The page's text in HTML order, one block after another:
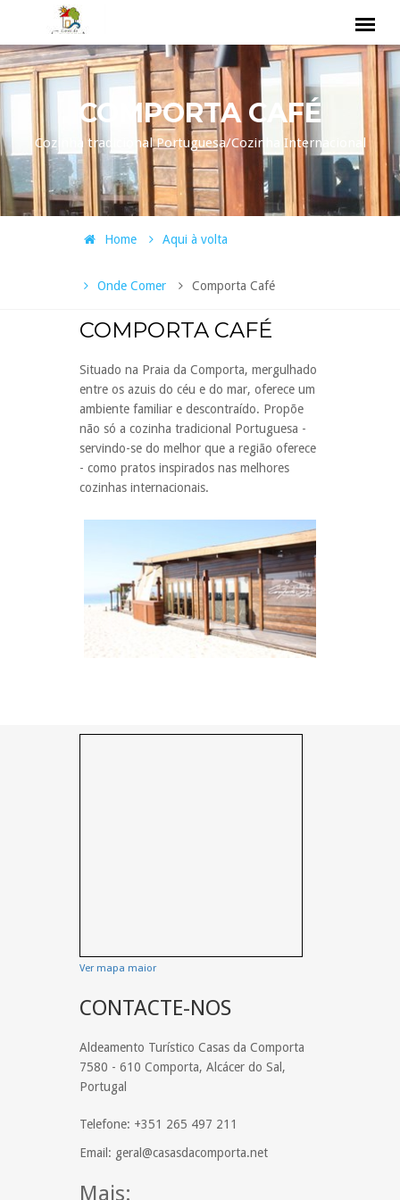
COMPORTA CAFÉ
Cozinha tradicional Portuguesa/Cozinha Internacional
Home Aqui à volta
Onde Comer Comporta Café
COMPORTA CAFÉ
Situado na Praia da Comporta, mergulhado
entre os azuis do céu e do mar, oferece um
ambiente familiar e descontraído. Propõe
não só a cozinha tradicional Portuguesa -
servindo-se do melhor que a região oferece
- como pratos inspirados nas melhores
cozinhas internacionais.
Ver mapa maior
CONTACTE-NOS
Aldeamento Turístico Casas da Comporta
7580 - 610 Comporta, Alcácer do Sal,
Portugal
Telefone: +351 265 497 211
Email: geral@casasdacomporta.net
Mais: